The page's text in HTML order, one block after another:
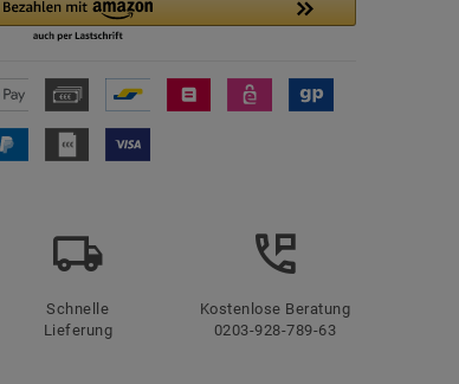
Schnelle
Lieferung
Kostenlose Beratung
0203-928-789-63